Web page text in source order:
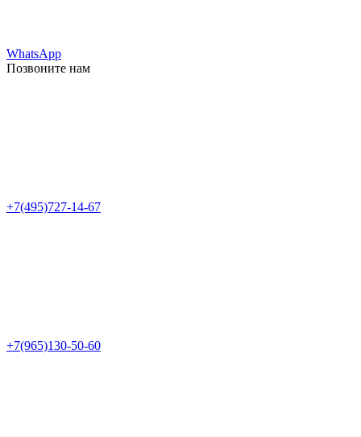
WhatsApp
Позвоните нам
+7(495)727-14-67
+7(965)130-50-60